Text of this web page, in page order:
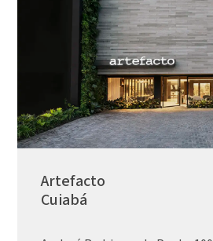
Artefacto
Cuiabá